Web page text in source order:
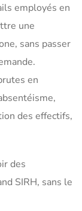
employés en
une
sans passer
en
des effectifs,
des
SIRH, sans le